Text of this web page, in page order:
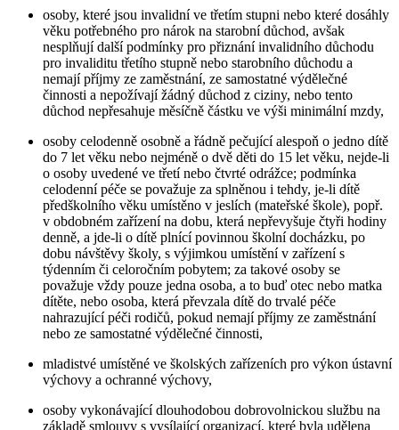
osoby, které jsou invalidní ve třetím stupni nebo které dosáhly
věku potřebného pro nárok na starobní důchod, avšak
nesplňují další podmínky pro přiznání invalidního důchodu
pro invaliditu třetího stupně nebo starobního důchodu a
nemají příjmy ze zaměstnání, ze samostatné výdělečné
činnosti a nepožívají žádný důchod z ciziny, nebo tento
důchod nepřesahuje měsíčně částku ve výši minimální mzdy,
osoby celodenně osobně a řádně pečující alespoň o jedno dítě
do 7 let věku nebo nejméně o dvě děti do 15 let věku, nejde-li
o osoby uvedené ve třetí nebo čtvrté odrážce; podmínka
celodenní péče se považuje za splněnou i tehdy, je-li dítě
předškolního věku umístěno v jeslích (mateřské škole), popř.
v obdobném zařízení na dobu, která nepřevyšuje čtyři hodiny
denně, a jde-li o dítě plnící povinnou školní docházku, po
dobu návštěvy školy, s výjimkou umístění v zařízení s
týdenním či celoročním pobytem; za takové osoby se
považuje vždy pouze jedna osoba, a to buď otec nebo matka
dítěte, nebo osoba, která převzala dítě do trvalé péče
nahrazující péči rodičů, pokud nemají příjmy ze zaměstnání
nebo ze samostatné výdělečné činnosti,
mladistvé umístěné ve školských zařízeních pro výkon ústavní
výchovy a ochranné výchovy,
osoby vykonávající dlouhodobou dobrovolnickou službu na
základě smlouvy s vysílající organizací, které byla udělena